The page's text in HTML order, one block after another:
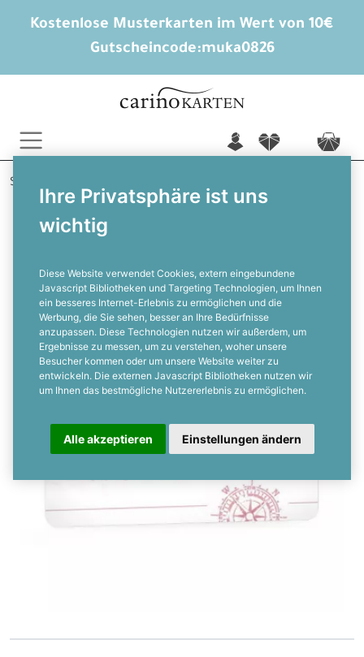
Kostenlose Musterkarten im Wert von 10€
Gutscheincode:muka0826
Ihre Privatsphäre ist uns
wichtig
Diese Website verwendet Cookies, extern eingebundene
Javascript Bibliotheken und Targeting Technologien, um Ihnen
ein besseres Internet-Erlebnis zu ermöglichen und die
Werbung, die Sie sehen, besser an Ihre Bedürfnisse
anzupassen. Diese Technologien nutzen wir außerdem, um
Ergebnisse zu messen, um zu verstehen, woher unsere
Besucher kommen oder um unsere Website weiter zu
entwickeln. Die externen Javascript Bibliotheken nutzen wir
um Ihnen das bestmögliche Nutzererlebnis zu ermöglichen.
Alle akzeptieren Einstellungen ändern
n f c
Startseite
Brianna und Hauke
Absenderaufkleber zur Hochzeit im